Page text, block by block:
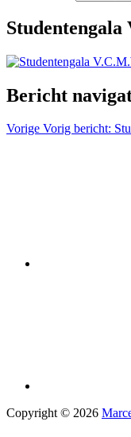
Studentengala
Bericht
Vorige Vorig bericht:
Copyright © 2026